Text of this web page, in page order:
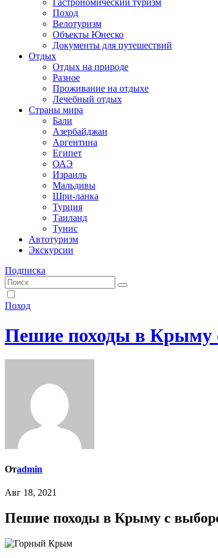
Гастрономический туризм
Поход
Велотуризм
Объекты Юнеско
Документы для путешествий
Отдых
Отдых на природе
Разное
Проживание на отдыхе
Лечебный отдых
Страны мира
Бали
Азербайджан
Аргентина
Египет
ОАЭ
Израиль
Мальдивы
Шри-ланка
Турция
Таиланд
Тунис
Автотуризм
Экскурсии
Подписка
Поход
Пешие походы в Крыму
Отadmin
Авг 18, 2021
Пешие походы в Крыму с